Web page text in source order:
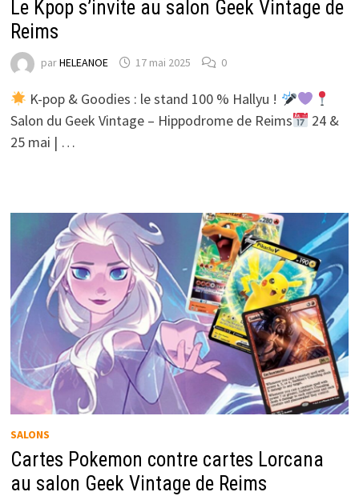
Le Kpop s’invite au salon Geek Vintage de
Reims
parHELEANOE 17 mai 2025 0
K-pop & Goodies : le stand 100 % Hallyu !
Salon du Geek Vintage – Hippodrome de Reims
24 &
25 mai | …
SALONS
Cartes Pokemon contre cartes Lorcana
au salon Geek Vintage de Reims